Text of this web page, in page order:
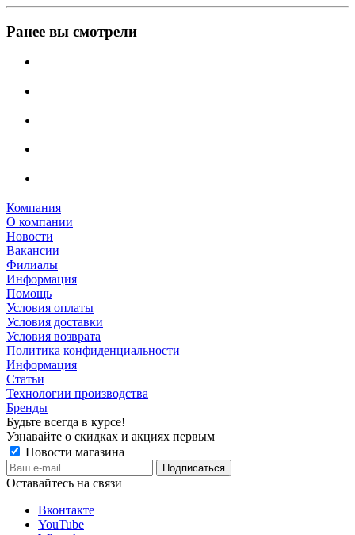
Ранее вы смотрели
Компания
О компании
Новости
Вакансии
Филиалы
Информация
Помощь
Условия оплаты
Условия доставки
Условия возврата
Политика конфиденциальности
Информация
Статьи
Технологии производства
Бренды
Будьте всегда в курсе!
Узнавайте о скидках и акциях первым
Новости магазина
Оставайтесь на связи
Вконтакте
YouTube